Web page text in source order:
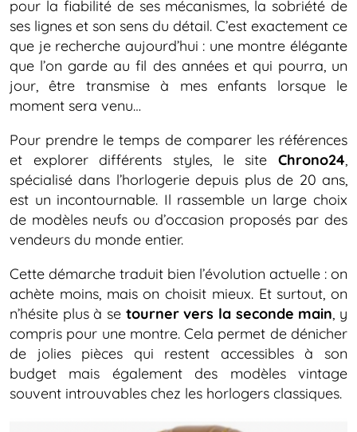
pour la fiabilité de ses mécanismes, la sobriété de
ses lignes et son sens du détail. C’est exactement ce
que je recherche aujourd’hui : une montre élégante
que l’on garde au fil des années et qui pourra, un
jour, être transmise à mes enfants lorsque le
moment sera venu…
Pour prendre le temps de comparer les références
et explorer différents styles, le site Chrono24,
spécialisé dans l’horlogerie depuis plus de 20 ans,
est un incontournable. Il rassemble un large choix
de modèles neufs ou d’occasion proposés par des
vendeurs du monde entier.
Cette démarche traduit bien l’évolution actuelle : on
achète moins, mais on choisit mieux. Et surtout, on
n’hésite plus à se tourner vers la seconde main, y
compris pour une montre. Cela permet de dénicher
de jolies pièces qui restent accessibles à son
budget mais également des modèles vintage
souvent introuvables chez les horlogers classiques.